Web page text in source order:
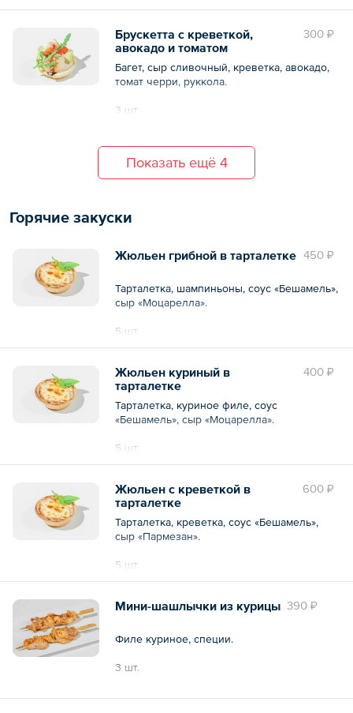
300 ₽
Брускетта с креветкой,
авокадо и томатом
Багет, сыр сливочный, креветка, авокадо,
томат черри, руккола.
3 шт.
Показать ещё 4
Горячие закуски
450 ₽
Жюльен грибной в тарталетке
Тарталетка, шампиньоны, соус «Бешамель»,
сыр «Моцарелла».
5 шт.
400 ₽
Жюльен куриный в
тарталетке
Тарталетка, куриное филе, соус
«Бешамель», сыр «Моцарелла».
5 шт.
600 ₽
Жюльен с креветкой в
тарталетке
Тарталетка, креветка, соус «Бешамель»,
сыр «Пармезан».
5 шт.
390 ₽
Мини-шашлычки из курицы
Филе куриное, специи.
3 шт.
Общий вес – 180 г